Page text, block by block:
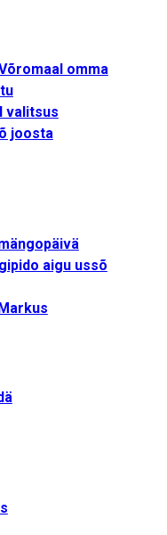
omma
valitsus
joosta
aigu ussõ